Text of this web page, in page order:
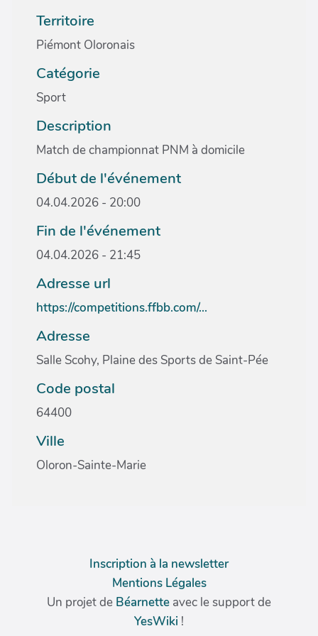
Territoire
Piémont Oloronais
Catégorie
Sport
Description
Match de championnat PNM à domicile
Début de l'événement
04.04.2026 - 20:00
Fin de l'événement
04.04.2026 - 21:45
Adresse url
https://competitions.ffbb.com/...
Adresse
Salle Scohy, Plaine des Sports de Saint-Pée
Code postal
64400
Ville
Oloron-Sainte-Marie
Inscription à la newsletter
Mentions Légales
Un projet de Béarnette avec le support de
YesWiki !